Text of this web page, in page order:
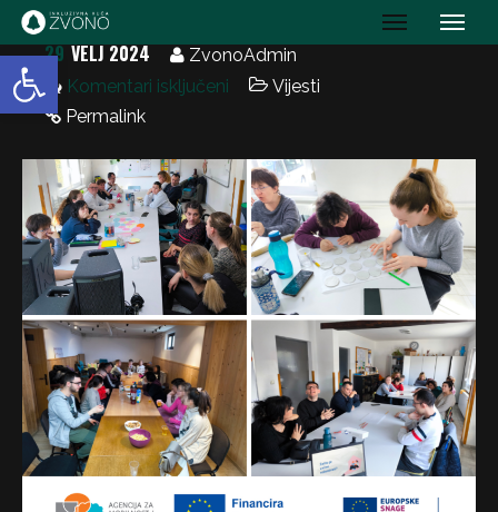
Open toolbar IK Zvono
29 VELJ 2024
ZvonoAdmin
Komentari isključeni
Vijesti
Permalink